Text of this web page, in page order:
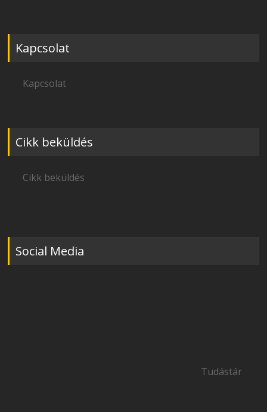
Kapcsolat
Kapcsolat
Cikk beküldés
Cikk beküldés
Social Media
Tudástár